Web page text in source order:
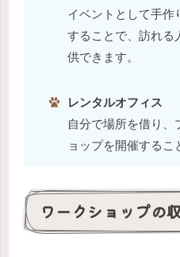
イベントとして手作
することで、訪れる
供できます。
レンタルオフィス
自分で場所を借り、
ョップを開催するこ
ワークショップの